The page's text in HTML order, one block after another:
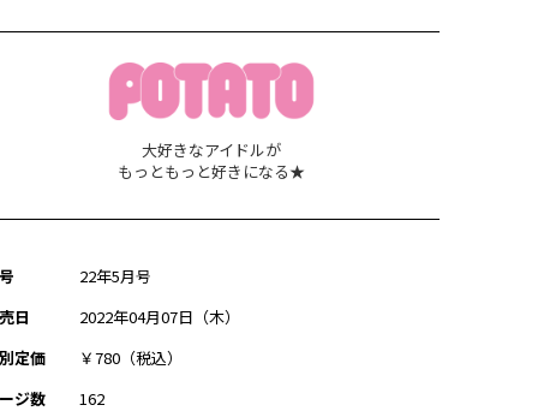
大好きなアイドルが
もっともっと好きになる★
22年5月号
日
2022年04月07日（木）
定価
￥780（税込）
ジ数
162